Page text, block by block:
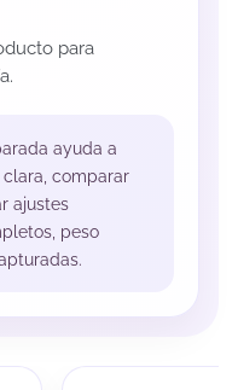
para
ayuda a
comparar
ajustes
peso